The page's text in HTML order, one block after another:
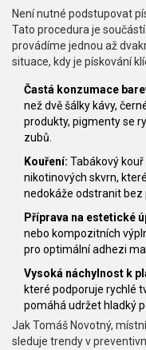
Není nutné podstupovat
Tato procedura je
provádíme jednou až
situace, kdy je pískování
Častá konzumace
než dvě šálky kávy,
produkty, pigmenty se
zubů.
Kouření: Tabákový
nikotinových skvrn,
nedokáže odstranit bez
Příprava na estetické
nebo kompozitních
pro optimální adhezi
Vysoká náchylnost k
které podporuje rychlé
pomáhá udržet hladký
Jak Tomáš Novotný,
sleduje trendy v